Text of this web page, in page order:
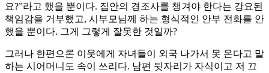
요?”라고 했을 뿐이다. 집안의 경조사를 챙겨야 한다는 강요된
책임감을 거부했고, 시부모님께 하는 형식적인 안부 전화를 안
했을 뿐이다. 그게 그렇게 잘못한 것일까?
그러나 한편으론 이웃에게 자녀들이 외국 나가서 못 온다고 말
하는 시어머니도 속이 쓰리다. 남편 뒷자리가 자식이고 저 끄